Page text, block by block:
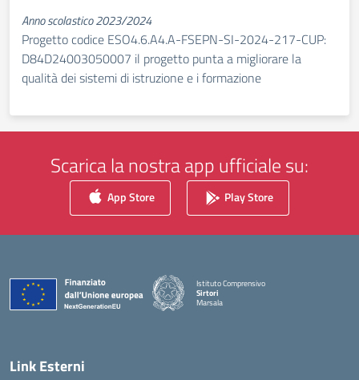
Anno scolastico 2023/2024
Progetto codice ESO4.6.A4.A-FSEPN-SI-2024-217-CUP:
D84D24003050007 il progetto punta a migliorare la
qualità dei sistemi di istruzione e i formazione
Scarica la nostra app ufficiale su:
App Store Play Store
Istituto Comprensivo
Sirtori
Marsala
Link Esterni